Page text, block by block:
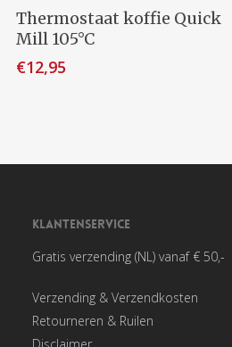
Toevoegen Aan Winkelwagen
Thermostaat koffie Quick
Mill 105°C
€12,95
KLANTENSERVICE
Gratis verzending (NL) vanaf € 50,-
Verzending & Verzendkosten
Retourneren & Ruilen